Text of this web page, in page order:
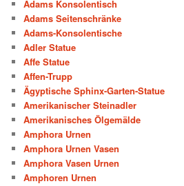
Adams Konsolentisch
Adams Seitenschränke
Adams-Konsolentische
Adler Statue
Affe Statue
Affen-Trupp
Ägyptische Sphinx-Garten-Statue
Amerikanischer Steinadler
Amerikanisches Ölgemälde
Amphora Urnen
Amphora Urnen Vasen
Amphora Vasen Urnen
Amphoren Urnen